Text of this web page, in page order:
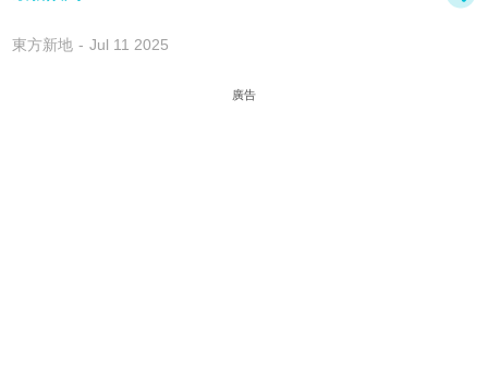
東方新地 Jul 11 2025
廣告